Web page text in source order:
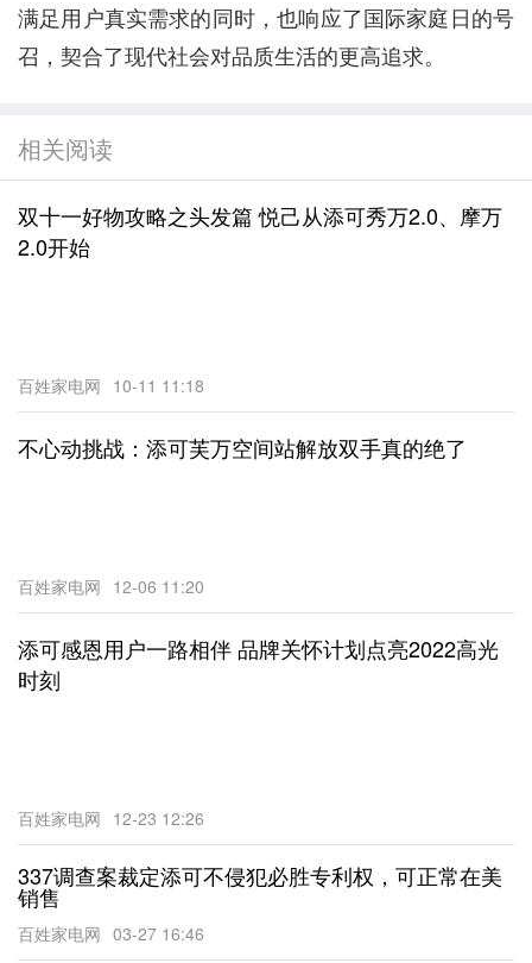
满足用户真实需求的同时，也响应了国际家庭日的号
召，契合了现代社会对品质生活的更高追求。
相关阅读
双十一好物攻略之头发篇 悦己从添可秀万2.0、摩万
2.0开始
百姓家电网 10-11 11:18
不心动挑战：添可芙万空间站解放双手真的绝了
百姓家电网 12-06 11:20
添可感恩用户一路相伴 品牌关怀计划点亮2022高光
时刻
百姓家电网 12-23 12:26
337调查案裁定添可不侵犯必胜专利权，可正常在美
销售
百姓家电网 03-27 16:46